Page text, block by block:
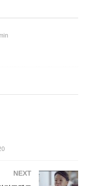
NEXT